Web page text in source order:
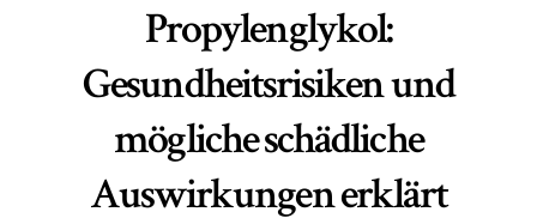
Propylenglykol:
Gesundheitsrisiken und
mögliche schädliche
Auswirkungen erklärt